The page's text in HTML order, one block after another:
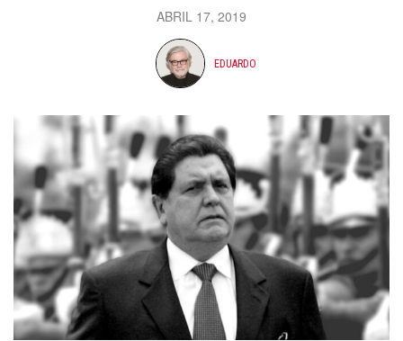
ABRIL 17, 2019
EDUARDO